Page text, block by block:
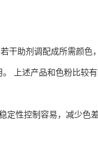
助剂调配成所需颜色
上述产品和色粉比较有
性控制容易，减少色